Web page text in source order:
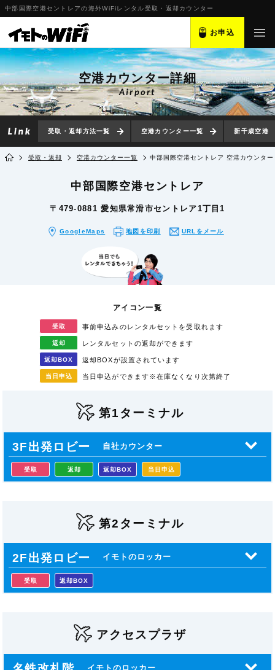
中部国際空港セントレアの海外WiFiレンタル受取・返却カウンター
お申込
空港カウンター詳細
Airport
受取・返却方法一覧 空港カウンター一覧 新千歳空港
受取・返却 空港カウンター一覧 中部国際空港セントレア 空港カウンター
中部国際空港セントレア
〒479-0881 愛知県常滑市セントレア1丁目1
GoogleMaps 地図を印刷 URLをメール
アイコン一覧
受取 事前申込みのレンタルセットを受取れます
返却 レンタルセットの返却ができます
返却BOX 返却BOXが設置されています
当日 申込 当日申込ができます※在庫なくなり次第終了
第1ターミナル
3F出発ロビー 自社カウンター
受取 返却 返却BOX 当日申込
第2ターミナル
2F出発ロビー イモトのロッカー
受取 返却BOX
アクセスプラザ
イモトのロッカー